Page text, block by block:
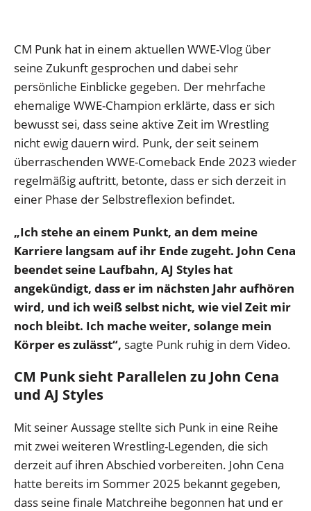
CM Punk hat in einem aktuellen WWE-Vlog über
seine Zukunft gesprochen und dabei sehr
persönliche Einblicke gegeben. Der mehrfache
ehemalige WWE-Champion erklärte, dass er sich
bewusst sei, dass seine aktive Zeit im Wrestling
nicht ewig dauern wird. Punk, der seit seinem
überraschenden WWE-Comeback Ende 2023 wieder
regelmäßig auftritt, betonte, dass er sich derzeit in
einer Phase der Selbstreflexion befindet.
„Ich stehe an einem Punkt, an dem meine
Karriere langsam auf ihr Ende zugeht. John Cena
beendet seine Laufbahn, AJ Styles hat
angekündigt, dass er im nächsten Jahr aufhören
wird, und ich weiß selbst nicht, wie viel Zeit mir
noch bleibt. Ich mache weiter, solange mein
Körper es zulässt“, sagte Punk ruhig in dem Video.
CM Punk sieht Parallelen zu John Cena
und AJ Styles
Mit seiner Aussage stellte sich Punk in eine Reihe
mit zwei weiteren Wrestling-Legenden, die sich
derzeit auf ihren Abschied vorbereiten. John Cena
hatte bereits im Sommer 2025 bekannt gegeben,
dass seine finale Matchreihe begonnen hat und er